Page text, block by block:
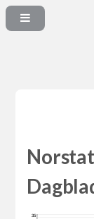
35